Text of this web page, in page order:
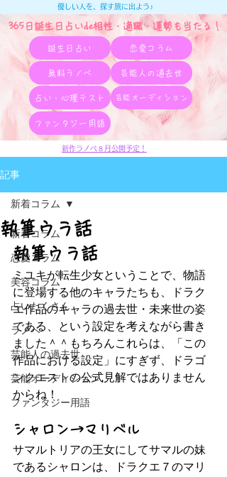
365日誕生日占いde相性・適職・​運勢も当たる！
優しい人を、探す旅に出よう♪
誕生日占い 恋愛コラム
無料ラノベ 芸能人の過去世
占い・心理テスト 芸能オーディション
ファンタジー用語
新作ラノベ８月公開予定！
記事
新着コラム
恋愛コラム
美容コラム
占いたくさん
ラノベ
芸能人の過去世
芸能オーディション
ファンタジー用語
新着コラム
執筆ウラ話
執筆ウラ話
ミユキが転生少女ということで、物語
に登場する他のキャラたちも、ドラク
エ作品のキャラの過去世・未来世の姿
である、という設定を考えながら書き
ました＾＾もちろんこれらは、「この
作品における設定」にすぎず、ドラゴ
ンクエストの公式見解ではありません
からね！
シャロン→マリベル
サマルトリアの王女にしてサマルの妹
であるシャロンは、ドラクエ７のマリ